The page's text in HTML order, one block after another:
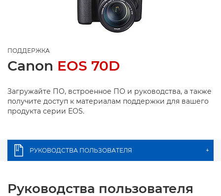
ПОДДЕРЖКА
Canon EOS 70D
Загружайте ПО, встроенное ПО и руководства, а также
получите доступ к материалам поддержки для вашего
продукта серии EOS.
РУКОВОДСТВА ПОЛЬЗОВАТЕЛЯ +
Руководства пользователя